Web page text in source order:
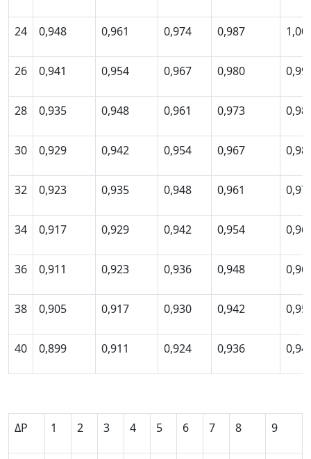
24 0,948 0,961 0,974 0,987
26 0,941 0,954 0,967 0,980
28 0,935 0,948 0,961 0,973
30 0,929 0,942 0,954 0,967
32 0,923 0,935 0,948 0,961
34 0,917 0,929 0,942 0,954
36 0,911 0,923 0,936 0,948
38 0,905 0,917 0,930 0,942
40 0,899 0,911 0,924 0,936
ΔP 1 2 3 4 5 6 7 8 9